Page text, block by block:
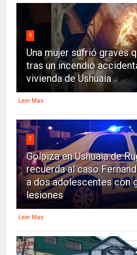
6
Una mujer sufrió graves
tras un incendio
vivienda de Ushuaia
Leer Mas
7
Golpiza en Ushuaia de
recuerda al caso
a dos adolescentes con
lesiones
Leer Mas